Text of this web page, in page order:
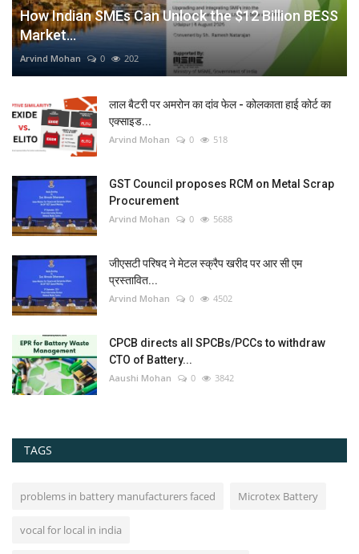
How Indian SMEs Can Unlock the $12 Billion BESS
Market...
Arvind Mohan 0 202
लाल बैटरी पर अमरोन का दांव फेल - कोलकाता हाई कोर्ट का
एक्साइड...
Arvind Mohan 0 518
GST Council proposes RCM on Metal Scrap
Procurement
Arvind Mohan 0 5688
जीएसटी परिषद ने मेटल स्क्रैप खरीद पर आर सी एम
प्रस्तावित...
Arvind Mohan 0 4502
CPCB directs all SPCBs/PCCs to withdraw
CTO of Battery...
Aaushi Mohan 0 3842
TAGS
problems in battery manufacturers faced Microtex Battery
vocal for local in india